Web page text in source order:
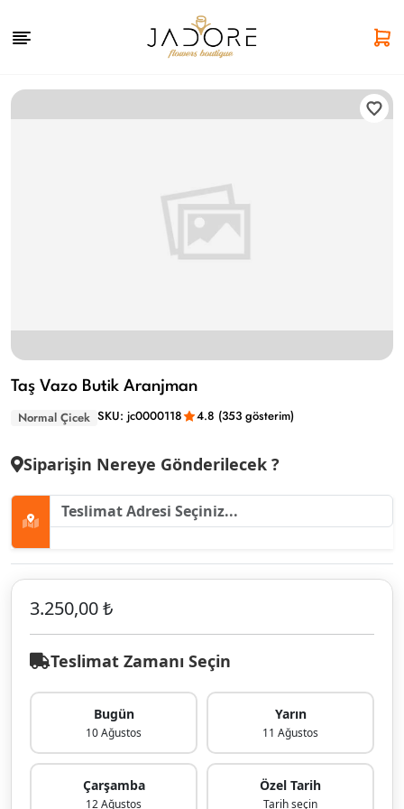
Taş Vazo Butik Aranjman
Normal Çicek SKU: jc0000118 4.8 (353 gösterim)
Siparişin Nereye Gönderilecek ?
3.250,00 ₺
Teslimat Zamanı Seçin
Bugün
10 Ağustos
Yarın
11 Ağustos
Çarşamba
12 Ağustos
Özel Tarih
Tarih seçin